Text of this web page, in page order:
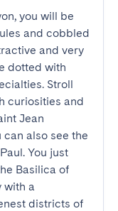
you will be
and cobbled
and very
dotted with
Stroll
curiosities and
Jean
can also see the
You just
Basilica of
with a
districts of